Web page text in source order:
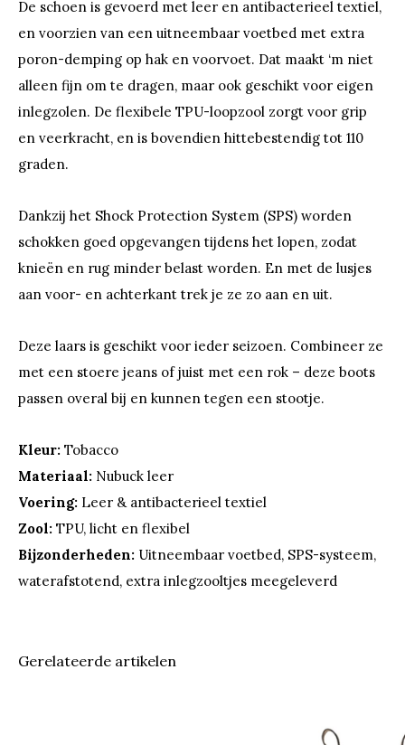
De schoen is gevoerd met leer en antibacterieel textiel,
en voorzien van een uitneembaar voetbed met extra
poron-demping op hak en voorvoet. Dat maakt ‘m niet
alleen fijn om te dragen, maar ook geschikt voor eigen
inlegzolen. De flexibele TPU-loopzool zorgt voor grip
en veerkracht, en is bovendien hittebestendig tot 110
graden.
Dankzij het Shock Protection System (SPS) worden
schokken goed opgevangen tijdens het lopen, zodat
knieën en rug minder belast worden. En met de lusjes
aan voor- en achterkant trek je ze zo aan en uit.
Deze laars is geschikt voor ieder seizoen. Combineer ze
met een stoere jeans of juist met een rok – deze boots
passen overal bij en kunnen tegen een stootje.
Kleur: Tobacco
Materiaal: Nubuck leer
Voering: Leer & antibacterieel textiel
Zool: TPU, licht en flexibel
Bijzonderheden: Uitneembaar voetbed, SPS-systeem,
waterafstotend, extra inlegzooltjes meegeleverd
Gerelateerde artikelen